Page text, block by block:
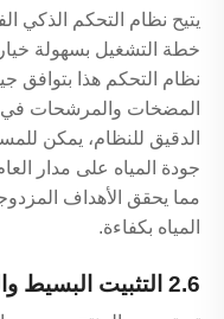
يتيح نظام التحكم الذكي
خطة التشغيل بسهولة
نظام التحكم هذا بتوافق
المضخات والمرشحات في
الدقيق للنظام، يمكن
جودة المياه على مدار
مما يحقق الأهداف
المياه بكفاءة.
2.6 التثبيت البسيط والتوافق الواسع